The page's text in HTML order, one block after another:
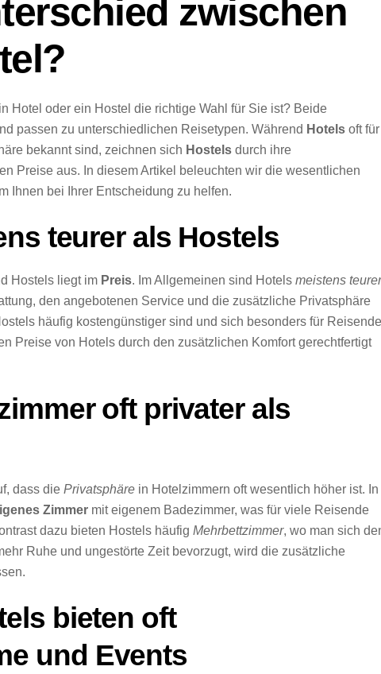
zwischen
Hotel oder ein Hostel die richtige Wahl für Sie ist? Beide
passen zu unterschiedlichen Reisetypen. Während Hotels oft für
bekannt sind, zeichnen sich Hostels durch ihre
Preise aus. In diesem Artikel beleuchten wir die wesentlichen
Ihnen bei Ihrer Entscheidung zu helfen.
teurer als Hostels
Hostels liegt im Preis. Im Allgemeinen sind Hotels meistens teurer
den angebotenen Service und die zusätzliche Privatsphäre
häufig kostengünstiger sind und sich besonders für Reisende
Preise von Hotels durch den zusätzlichen Komfort gerechtfertigt
oft privater als
dass die Privatsphäre in Hotelzimmern oft wesentlich höher ist. In
Zimmer mit eigenem Badezimmer, was für viele Reisende
dazu bieten Hostels häufig Mehrbettzimmer, wo man sich
Ruhe und ungestörte Zeit bevorzugt, wird die zusätzliche
bieten oft
und Events